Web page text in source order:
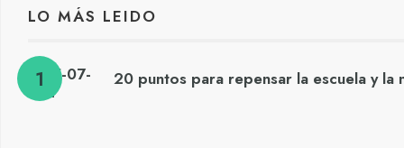
LO MÁS LEIDO
20 puntos para repensar la escuela y la